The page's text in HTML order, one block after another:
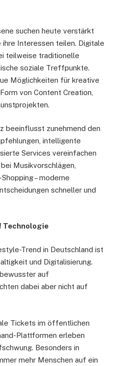
suchen heute verstärkt
ihre Interessen teilen. Digitale
teilweise traditionelle
soziale Treffpunkte.
Möglichkeiten für kreative
von Content Creation,
beeinflusst zunehmend den
intelligente
Services vereinfachen
Musikvorschlägen,
– moderne
schneller und
Trend in Deutschland ist
und Digitalisierung.
auf
dabei aber nicht auf
Tickets im öffentlichen
Plattformen erleben
Besonders in
mehr Menschen auf ein